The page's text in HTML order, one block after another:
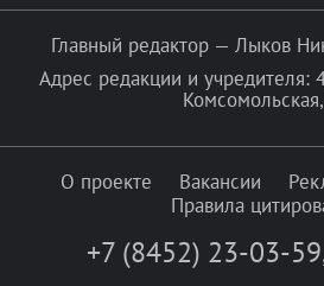
Главный редактор — Лыков
Адрес редакции и учредителя:
О проекте Вакансии
Правила
+7 (8452) 23-03-59